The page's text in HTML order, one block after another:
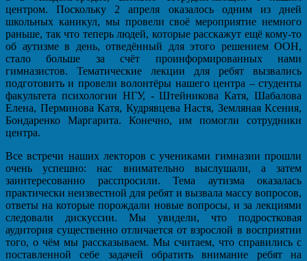
центром. Поскольку 2 апреля оказалось одним из дней
школьных каникул, мы провели своё мероприятие немного
раньше, так что теперь людей, которые расскажут ещё кому-то
об аутизме в день, отведённый для этого решением ООН,
стало больше за счёт проинформированных нами
гимназистов. Тематические лекции для ребят вызвались
подготовить и провели волонтёры нашего центра – студенты
факультета психологии НГУ, - Штейникова Катя, Шабалова
Елена, Перминова Катя, Кудрявцева Настя, Земляная Ксения,
Бондаренко Маргарита. Конечно, им помогли сотрудники
центра.
Все встречи наших лекторов с учениками гимназии прошли
очень успешно: нас внимательно выслушали, а затем
заинтересованно расспросили. Тема аутизма оказалась
практически неизвестной для ребят и вызвала массу вопросов,
ответы на которые порождали новые вопросы, и за лекциями
следовали дискуссии. Мы увидели, что подростковая
аудитория существенно отличается от взрослой в восприятии
того, о чём мы рассказываем. Мы считаем, что справились с
поставленной себе задачей обратить внимание ребят на